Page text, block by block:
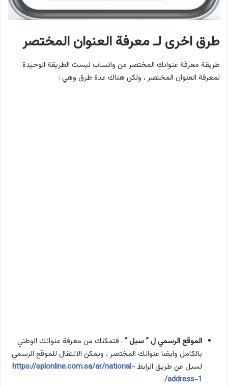
طرق اخرى لـ معرفة العنوان المختصر
طريقة معرفة عنوانك المختصر من واتساب ليست الطريقة الوحيدة
لمعرفة العنوان المختصر ، ولكن هناك عدة طرق وهي :
الموقع الرسمي ل ” سبل “ : فتمكنك من معرفة عنوانك الوطني
بالكامل وايضا عنوانك المختصر ، ويمكن الانتقال للموقع الرسمي
لسبل عن طريق الرابط https://splonline.com.sa/ar/national-
address-1/